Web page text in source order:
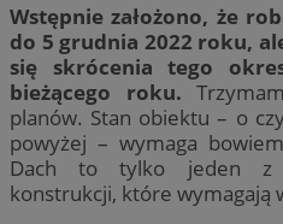
Wstępnie założono, że
do 5 grudnia 2022 roku,
się skrócenia tego
bieżącego roku.
planów. Stan obiektu – o
powyżej – wymaga
Dach to tylko jeden z
konstrukcji, które wymagają